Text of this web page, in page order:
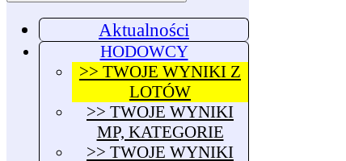
Aktualności
HODOWCY
>> TWOJE WYNIKI Z
LOTÓW
>> TWOJE WYNIKI
MP, KATEGORIE
>> TWOJE WYNIKI